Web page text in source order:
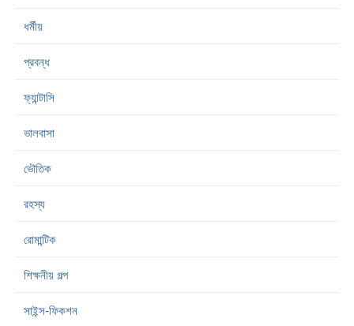
ধর্মীয়
প্রবন্ধ
ফ্যান্টাসি
ভালবাসা
ভৌতিক
রহস্য
রোমান্টিক
শিক্ষনীয় গল্প
সাইন্স-ফিকশন